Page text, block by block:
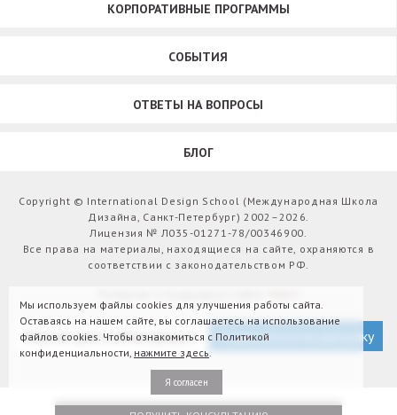
КОРПОРАТИВНЫЕ ПРОГРАММЫ
СОБЫТИЯ
ОТВЕТЫ НА ВОПРОСЫ
БЛОГ
Copyright © International Design School (Международная Школа
Дизайна, Санкт-Петербург) 2002–2026.
Лицензия № Л035-01271-78/00346900.
Все права на материалы, находящиеся на сайте, охраняются в
соответствии с законодательством РФ.
Версия для слабовидящих Подписаться на рассылку
Мы используем файлы cookies для улучшения работы сайта.
Оставаясь на нашем сайте, вы соглашаетесь на использование
файлов cookies. Чтобы ознакомиться с Политикой
конфиденциальности, нажмите здесь.
Я согласен